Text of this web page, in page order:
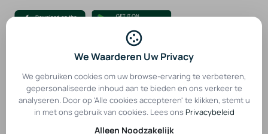
Beveiligde Betalingsgateways
Privacybeleid Servicevoorwaarden
We Waarderen Uw Privacy
We gebruiken cookies om uw browse-ervaring te verbeteren,
gepersonaliseerde inhoud aan te bieden en ons verkeer te
analyseren. Door op 'Alle cookies accepteren' te klikken, stemt u
in met ons gebruik van cookies. Lees onsPrivacybeleid
Alleen Noodzakelijk